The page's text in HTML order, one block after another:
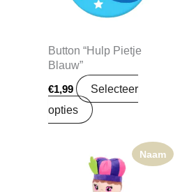
Button “Hulp Pietje
Blauw”
€1,99
Selecteer
opties
Naam